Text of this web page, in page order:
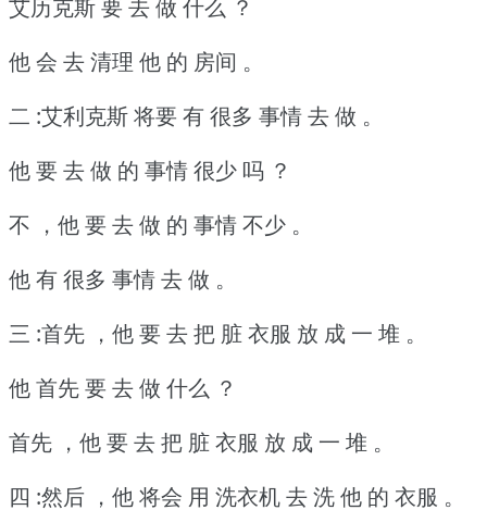
艾历克斯 要 去 做 什么 ？
他 会 去 清理 他 的 房间 。
二 :艾利克斯 将要 有 很多 事情 去 做 。
他 要 去 做 的 事情 很少 吗 ？
不 ，他 要 去 做 的 事情 不少 。
他 有 很多 事情 去 做 。
三 :首先 ，他 要 去 把 脏 衣服 放 成 一 堆 。
他 首先 要 去 做 什么 ？
首先 ，他 要 去 把 脏 衣服 放 成 一 堆 。
四 :然后 ，他 将会 用 洗衣机 去 洗 他 的 衣服 。